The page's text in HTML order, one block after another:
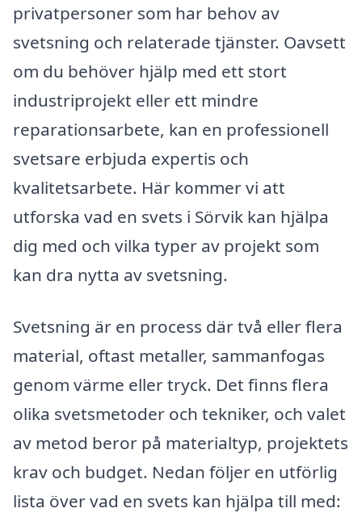
privatpersoner som har behov av
svetsning och relaterade tjänster. Oavsett
om du behöver hjälp med ett stort
industriprojekt eller ett mindre
reparationsarbete, kan en professionell
svetsare erbjuda expertis och
kvalitetsarbete. Här kommer vi att
utforska vad en svets i Sörvik kan hjälpa
dig med och vilka typer av projekt som
kan dra nytta av svetsning.
Svetsning är en process där två eller flera
material, oftast metaller, sammanfogas
genom värme eller tryck. Det finns flera
olika svetsmetoder och tekniker, och valet
av metod beror på materialtyp, projektets
krav och budget. Nedan följer en utförlig
lista över vad en svets kan hjälpa till med: